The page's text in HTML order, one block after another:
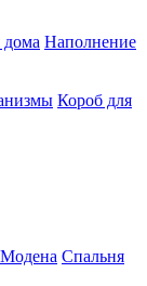
дома Наполнение
Короб для
Спальня